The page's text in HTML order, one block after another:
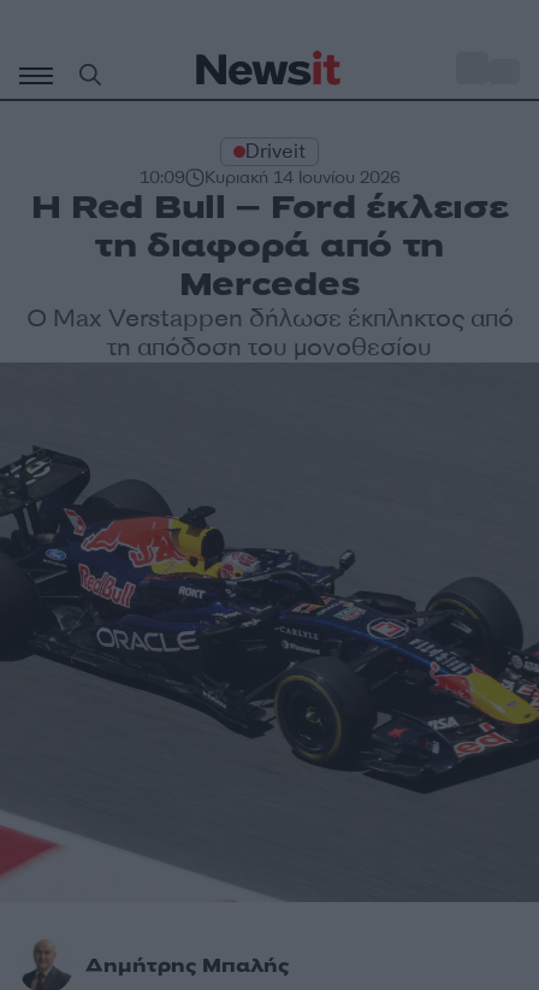
περιεχόμενο
Driveit
10:09 Κυριακή 14 Ιουνίου 2026
Η Red Bull – Ford έκλεισε
τη διαφορά από τη
Mercedes
Ο Max Verstappen δήλωσε έκπληκτος από
τη απόδοση του μονοθεσίου
Δημήτρης Μπαλής